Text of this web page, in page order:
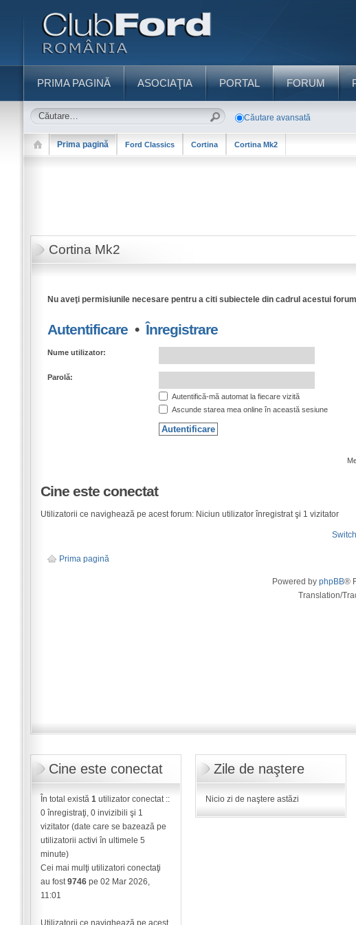
PRIMA PAGINĂ ASOCIAŢIA PORTAL FORUM
Căutare avansată
Prima pagină Ford Classics Cortina Cortina Mk2
Cortina Mk2
Nu aveţi permisiunile necesare pentru a citi subiectele din cadrul acestui
Autentificare•Înregistrare
Nume utilizator:
Parolă:
Autentifică-mă automat la fiecare vizită
Ascunde starea mea online în această sesiune
Cine este conectat
Utilizatorii ce navighează pe acest forum: Niciun utilizator înregistrat şi 1 vizitator
Prima pagină
Powered by phpBB®
Translation/
Cine este conectat
În total există 1utilizator conectat ::
0 înregistraţi, 0 invizibili şi 1
vizitator (date care se bazează pe
utilizatorii activi în ultimele 5
minute)
Cei mai mulţi utilizatori conectaţi
au fost9746pe 02 Mar 2026,
11:01
Utilizatorii ce navighează pe acest
Zile de naştere
Nicio zi de naştere astăzi